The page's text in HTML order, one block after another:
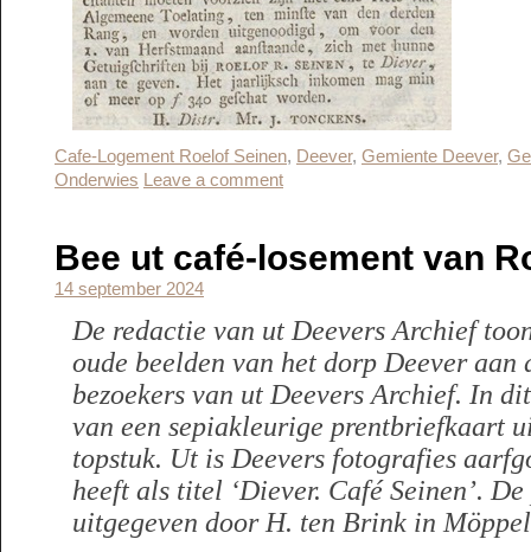
Cafe-Logement Roelof Seinen, Deever, Gemiente Deever,
Onderwies
Leave a comment
Bee ut café-losement van
14 september 2024
De redactie van ut Deevers Archief
oude beelden van het dorp Deever aan
bezoekers van ut Deevers Archief. In
van een sepiakleurige prentbriefkaart
topstuk. Ut is Deevers fotografies
heeft als titel ‘Diever. Café Seinen’.
uitgegeven door H. ten Brink in